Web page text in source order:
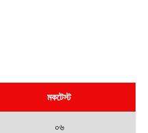
মকটেস্ট
০৬